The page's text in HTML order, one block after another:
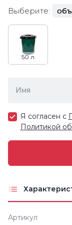
Выберите:
50 л
Я согласен с
Политикой
Артикул